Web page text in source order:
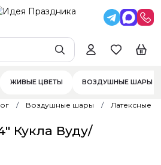
ЖИВЫЕ ЦВЕТЫ ВОЗДУШНЫЕ ШАРЫ
Воздушные шары Латексные
Кукла Вуду/